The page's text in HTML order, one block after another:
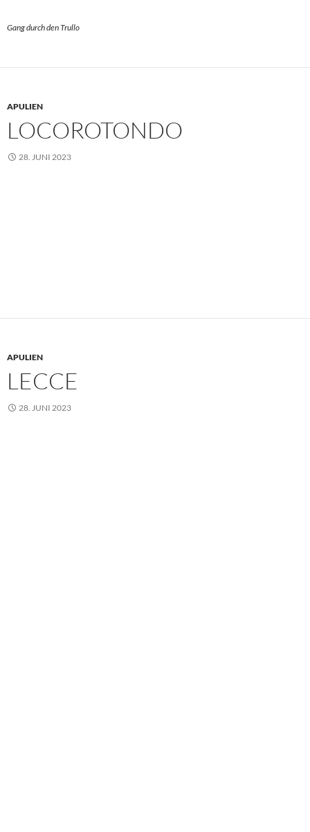
Gang durch den Trullo
APULIEN
LOCOROTONDO
28. JUNI 2023
APULIEN
LECCE
28. JUNI 2023